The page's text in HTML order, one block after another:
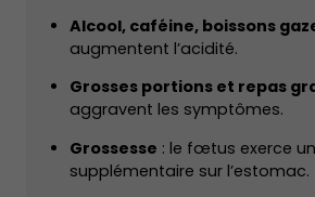
Alcool, caféine, boissons
augmentent l’acidité.
Grosses portions et repas
aggravent les symptômes.
Grossesse : le fœtus exerce
supplémentaire sur l’estomac.